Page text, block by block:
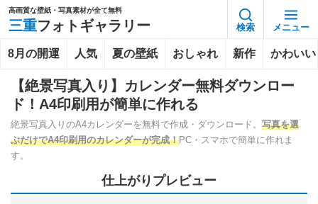
高画質な壁紙・写真素材が全て無料
三重フォトギャラリー 検索 メニュー
8月の開運 人気 夏の壁紙 おしゃれ 新作 かわいい
【絶景写真入り】カレンダー無料ダウンロー
ド！A4印刷用が簡単に作れる
絶景写真入りのA4カレンダーを無料で作成・ダウンロード。 写真を選
ぶだけでA4印刷用のカレンダーが完成！PC・スマホで簡単に作れま
す。
仕上がりプレビュー